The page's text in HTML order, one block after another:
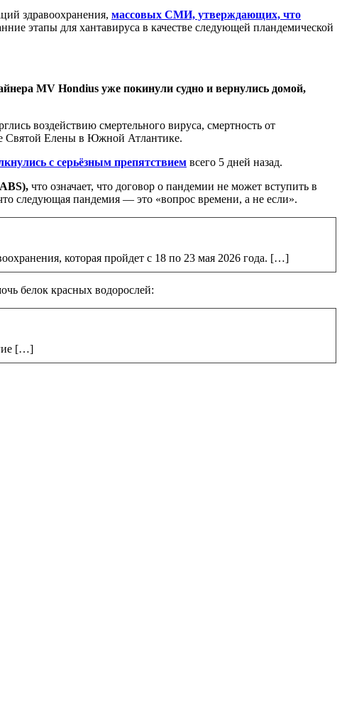
здравоохранения, массовых СМИ, утверждающих, что
этапы для хантавируса в качестве следующей пландемической
MV Hondius уже покинули судно и вернулись домой,
воздействию смертельного вируса, смертность от
Святой Елены в Южной Атлантике.
с серьёзным препятствием всего 5 дней назад.
что означает, что договор о пандемии не может вступить в
следующая пандемия — это «вопрос времени, а не если».
которая пройдет с 18 по 23 мая 2026 года. […]
белок красных водорослей:
[…]